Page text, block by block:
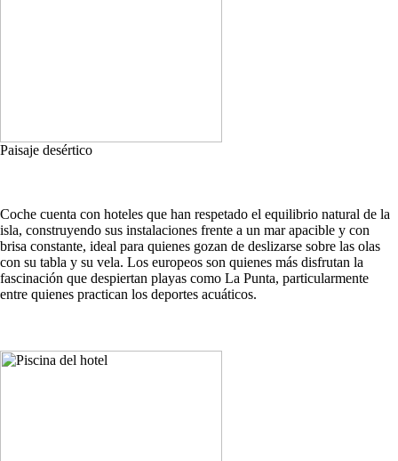
Paisaje desértico
Coche cuenta con hoteles que han respetado el equilibrio natural de la
isla, construyendo sus instalaciones frente a un mar apacible y con
brisa constante, ideal para quienes gozan de deslizarse sobre las olas
con su tabla y su vela. Los europeos son quienes más disfrutan la
fascinación que despiertan playas como La Punta, particularmente
entre quienes practican los deportes acuáticos.